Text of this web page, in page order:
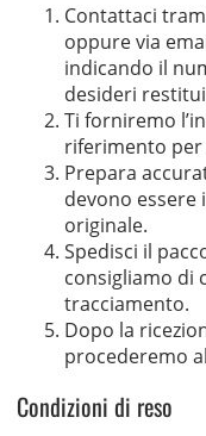
Contattaci
oppure via
indicando il
desideri
Ti forniremo
riferimento
Prepara
devono essere
originale.
Spedisci il
consigliamo di
tracciamento.
Dopo la
procederemo
Condizioni di reso